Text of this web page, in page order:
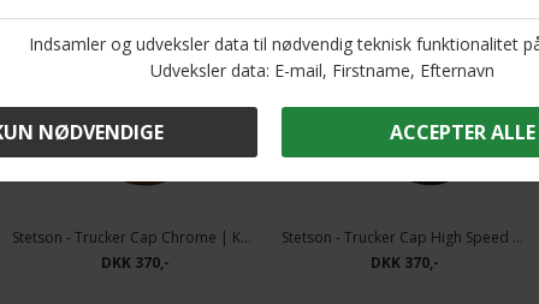
Stetson - Trucker Cap Chrome | Kasket Blue Brown
DKK 370,-
Stetson - Trucker Cap High Speed | Kasket Cream Navy
DKK 370,-